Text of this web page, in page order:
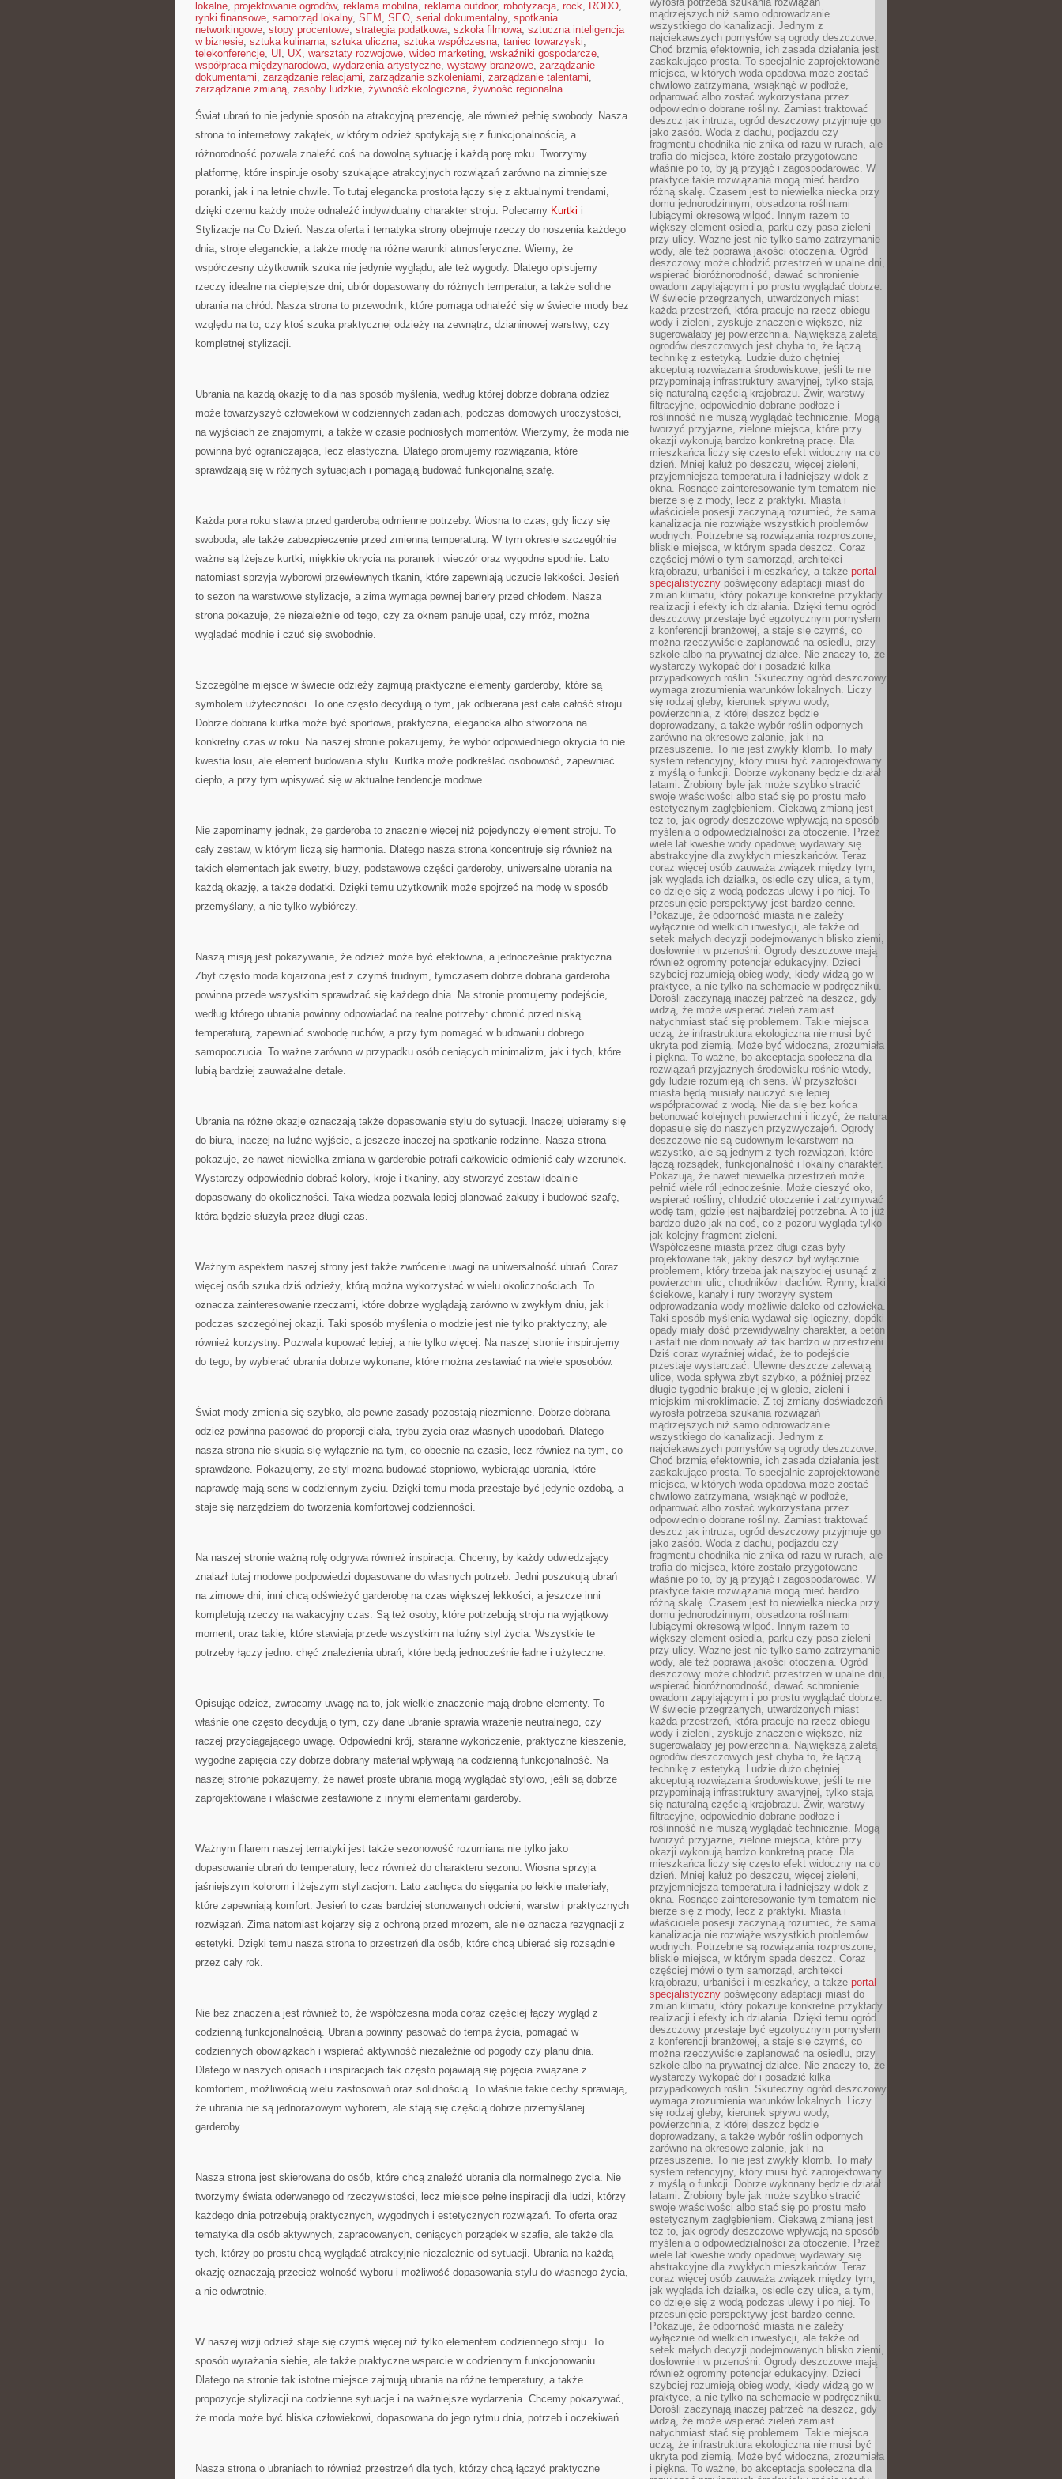
lokalne, projektowanie ogrodów, reklama mobilna, reklama outdoor, robotyzacja, rock, RODO,
rynki finansowe, samorząd lokalny, SEM , SEO, serial dokumentalny, spotkania
networkingowe, stopy procentowe, strategia podatkowa, szkoła filmowa, sztuczna inteligencja
w biznesie, sztuka kulinarna, sztuka uliczna, sztuka współczesna, taniec towarzyski,
telekonferencje, UI , UX, warsztaty rozwojowe, wideo marketing, wskaźniki gospodarcze,
współpraca międzynarodowa, wydarzenia artystyczne, wystawy branżowe, zarządzanie
dokumentami, zarządzanie relacjami, zarządzanie szkoleniami, zarządzanie talentami,
zarządzanie zmianą, zasoby ludzkie, żywność ekologiczna, żywność regionalna
Świat ubrań to nie jedynie sposób na atrakcyjną prezencję, ale również pełnię swobody. Nasza
strona to internetowy zakątek, w którym odzież spotykają się z funkcjonalnością, a
różnorodność pozwala znaleźć coś na dowolną sytuację i każdą porę roku. Tworzymy
platformę, które inspiruje osoby szukające atrakcyjnych rozwiązań zarówno na zimniejsze
poranki, jak i na letnie chwile. To tutaj elegancka prostota łączy się z aktualnymi trendami,
dzięki czemu każdy może odnaleźć indywidualny charakter stroju. Polecamy Kurtki i
Stylizacje na Co Dzień. Nasza oferta i tematyka strony obejmuje rzeczy do noszenia każdego
dnia, stroje eleganckie, a także modę na różne warunki atmosferyczne. Wiemy, że
współczesny użytkownik szuka nie jedynie wyglądu, ale też wygody. Dlatego opisujemy
rzeczy idealne na cieplejsze dni, ubiór dopasowany do różnych temperatur, a także solidne
ubrania na chłód. Nasza strona to przewodnik, które pomaga odnaleźć się w świecie mody bez
względu na to, czy ktoś szuka praktycznej odzieży na zewnątrz, dzianinowej warstwy, czy
kompletnej stylizacji.
Ubrania na każdą okazję to dla nas sposób myślenia, według której dobrze dobrana odzież
może towarzyszyć człowiekowi w codziennych zadaniach, podczas domowych uroczystości,
na wyjściach ze znajomymi, a także w czasie podniosłych momentów. Wierzymy, że moda nie
powinna być ograniczająca, lecz elastyczna. Dlatego promujemy rozwiązania, które
sprawdzają się w różnych sytuacjach i pomagają budować funkcjonalną szafę.
Każda pora roku stawia przed garderobą odmienne potrzeby. Wiosna to czas, gdy liczy się
swoboda, ale także zabezpieczenie przed zmienną temperaturą. W tym okresie szczególnie
ważne są lżejsze kurtki, miękkie okrycia na poranek i wieczór oraz wygodne spodnie. Lato
natomiast sprzyja wyborowi przewiewnych tkanin, które zapewniają uczucie lekkości. Jesień
to sezon na warstwowe stylizacje, a zima wymaga pewnej bariery przed chłodem. Nasza
strona pokazuje, że niezależnie od tego, czy za oknem panuje upał, czy mróz, można
wyglądać modnie i czuć się swobodnie.
Szczególne miejsce w świecie odzieży zajmują praktyczne elementy garderoby, które są
symbolem użyteczności. To one często decydują o tym, jak odbierana jest cała całość stroju.
Dobrze dobrana kurtka może być sportowa, praktyczna, elegancka albo stworzona na
konkretny czas w roku. Na naszej stronie pokazujemy, że wybór odpowiedniego okrycia to nie
kwestia losu, ale element budowania stylu. Kurtka może podkreślać osobowość, zapewniać
ciepło, a przy tym wpisywać się w aktualne tendencje modowe.
Nie zapominamy jednak, że garderoba to znacznie więcej niż pojedynczy element stroju. To
cały zestaw, w którym liczą się harmonia. Dlatego nasza strona koncentruje się również na
takich elementach jak swetry, bluzy, podstawowe części garderoby, uniwersalne ubrania na
każdą okazję, a także dodatki. Dzięki temu użytkownik może spojrzeć na modę w sposób
przemyślany, a nie tylko wybiórczy.
Naszą misją jest pokazywanie, że odzież może być efektowna, a jednocześnie praktyczna.
Zbyt często moda kojarzona jest z czymś trudnym, tymczasem dobrze dobrana garderoba
powinna przede wszystkim sprawdzać się każdego dnia. Na stronie promujemy podejście,
według którego ubrania powinny odpowiadać na realne potrzeby: chronić przed niską
temperaturą, zapewniać swobodę ruchów, a przy tym pomagać w budowaniu dobrego
samopoczucia. To ważne zarówno w przypadku osób ceniących minimalizm, jak i tych, które
lubią bardziej zauważalne detale.
Ubrania na różne okazje oznaczają także dopasowanie stylu do sytuacji. Inaczej ubieramy się
do biura, inaczej na luźne wyjście, a jeszcze inaczej na spotkanie rodzinne. Nasza strona
pokazuje, że nawet niewielka zmiana w garderobie potrafi całkowicie odmienić cały wizerunek.
Wystarczy odpowiednio dobrać kolory, kroje i tkaniny, aby stworzyć zestaw idealnie
dopasowany do okoliczności. Taka wiedza pozwala lepiej planować zakupy i budować szafę,
która będzie służyła przez długi czas.
Ważnym aspektem naszej strony jest także zwrócenie uwagi na uniwersalność ubrań. Coraz
więcej osób szuka dziś odzieży, którą można wykorzystać w wielu okolicznościach. To
oznacza zainteresowanie rzeczami, które dobrze wyglądają zarówno w zwykłym dniu, jak i
podczas szczególnej okazji. Taki sposób myślenia o modzie jest nie tylko praktyczny, ale
również korzystny. Pozwala kupować lepiej, a nie tylko więcej. Na naszej stronie inspirujemy
do tego, by wybierać ubrania dobrze wykonane, które można zestawiać na wiele sposobów.
Świat mody zmienia się szybko, ale pewne zasady pozostają niezmienne. Dobrze dobrana
odzież powinna pasować do proporcji ciała, trybu życia oraz własnych upodobań. Dlatego
nasza strona nie skupia się wyłącznie na tym, co obecnie na czasie, lecz również na tym, co
sprawdzone. Pokazujemy, że styl można budować stopniowo, wybierając ubrania, które
naprawdę mają sens w codziennym życiu. Dzięki temu moda przestaje być jedynie ozdobą, a
staje się narzędziem do tworzenia komfortowej codzienności.
Na naszej stronie ważną rolę odgrywa również inspiracja. Chcemy, by każdy odwiedzający
znalazł tutaj modowe podpowiedzi dopasowane do własnych potrzeb. Jedni poszukują ubrań
na zimowe dni, inni chcą odświeżyć garderobę na czas większej lekkości, a jeszcze inni
kompletują rzeczy na wakacyjny czas. Są też osoby, które potrzebują stroju na wyjątkowy
moment, oraz takie, które stawiają przede wszystkim na luźny styl życia. Wszystkie te
potrzeby łączy jedno: chęć znalezienia ubrań, które będą jednocześnie ładne i użyteczne.
Opisując odzież, zwracamy uwagę na to, jak wielkie znaczenie mają drobne elementy. To
właśnie one często decydują o tym, czy dane ubranie sprawia wrażenie neutralnego, czy
raczej przyciągającego uwagę. Odpowiedni krój, staranne wykończenie, praktyczne kieszenie,
wygodne zapięcia czy dobrze dobrany materiał wpływają na codzienną funkcjonalność. Na
naszej stronie pokazujemy, że nawet proste ubrania mogą wyglądać stylowo, jeśli są dobrze
zaprojektowane i właściwie zestawione z innymi elementami garderoby.
Ważnym filarem naszej tematyki jest także sezonowość rozumiana nie tylko jako
dopasowanie ubrań do temperatury, lecz również do charakteru sezonu. Wiosna sprzyja
jaśniejszym kolorom i lżejszym stylizacjom. Lato zachęca do sięgania po lekkie materiały,
które zapewniają komfort. Jesień to czas bardziej stonowanych odcieni, warstw i praktycznych
rozwiązań. Zima natomiast kojarzy się z ochroną przed mrozem, ale nie oznacza rezygnacji z
estetyki. Dzięki temu nasza strona to przestrzeń dla osób, które chcą ubierać się rozsądnie
przez cały rok.
Nie bez znaczenia jest również to, że współczesna moda coraz częściej łączy wygląd z
codzienną funkcjonalnością. Ubrania powinny pasować do tempa życia, pomagać w
codziennych obowiązkach i wspierać aktywność niezależnie od pogody czy planu dnia.
Dlatego w naszych opisach i inspiracjach tak często pojawiają się pojęcia związane z
komfortem, możliwością wielu zastosowań oraz solidnością. To właśnie takie cechy sprawiają,
że ubrania nie są jednorazowym wyborem, ale stają się częścią dobrze przemyślanej
garderoby.
Nasza strona jest skierowana do osób, które chcą znaleźć ubrania dla normalnego życia. Nie
tworzymy świata oderwanego od rzeczywistości, lecz miejsce pełne inspiracji dla ludzi, którzy
każdego dnia potrzebują praktycznych, wygodnych i estetycznych rozwiązań. To oferta oraz
tematyka dla osób aktywnych, zapracowanych, ceniących porządek w szafie, ale także dla
tych, którzy po prostu chcą wyglądać atrakcyjnie niezależnie od sytuacji. Ubrania na każdą
okazję oznaczają przecież wolność wyboru i możliwość dopasowania stylu do własnego życia,
a nie odwrotnie.
W naszej wizji odzież staje się czymś więcej niż tylko elementem codziennego stroju. To
sposób wyrażania siebie, ale także praktyczne wsparcie w codziennym funkcjonowaniu.
Dlatego na stronie tak istotne miejsce zajmują ubrania na różne temperatury, a także
propozycje stylizacji na codzienne sytuacje i na ważniejsze wydarzenia. Chcemy pokazywać,
że moda może być bliska człowiekowi, dopasowana do jego rytmu dnia, potrzeb i oczekiwań.
Nasza strona o ubraniach to również przestrzeń dla tych, którzy chcą łączyć praktyczne
mądrzejszych niż samo odprowadzanie
wszystkiego do kanalizacji. Jednym z
najciekawszych pomysłów są ogrody deszczowe.
Choć brzmią efektownie, ich zasada działania jest
zaskakująco prosta. To specjalnie zaprojektowane
miejsca, w których woda opadowa może zostać
chwilowo zatrzymana, wsiąknąć w podłoże,
odparować albo zostać wykorzystana przez
odpowiednio dobrane rośliny. Zamiast traktować
deszcz jak intruza, ogród deszczowy przyjmuje go
jako zasób. Woda z dachu, podjazdu czy
fragmentu chodnika nie znika od razu w rurach, ale
trafia do miejsca, które zostało przygotowane
właśnie po to, by ją przyjąć i zagospodarować. W
praktyce takie rozwiązania mogą mieć bardzo
różną skalę. Czasem jest to niewielka niecka przy
domu jednorodzinnym, obsadzona roślinami
lubiącymi okresową wilgoć. Innym razem to
większy element osiedla, parku czy pasa zieleni
przy ulicy. Ważne jest nie tylko samo zatrzymanie
wody, ale też poprawa jakości otoczenia. Ogród
deszczowy może chłodzić przestrzeń w upalne dni,
wspierać bioróżnorodność, dawać schronienie
owadom zapylającym i po prostu wyglądać dobrze.
W świecie przegrzanych, utwardzonych miast
każda przestrzeń, która pracuje na rzecz obiegu
wody i zieleni, zyskuje znaczenie większe, niż
sugerowałaby jej powierzchnia. Największą zaletą
ogrodów deszczowych jest chyba to, że łączą
technikę z estetyką. Ludzie dużo chętniej
akceptują rozwiązania środowiskowe, jeśli te nie
przypominają infrastruktury awaryjnej, tylko stają
się naturalną częścią krajobrazu. Żwir, warstwy
filtracyjne, odpowiednio dobrane podłoże i
roślinność nie muszą wyglądać technicznie. Mogą
tworzyć przyjazne, zielone miejsca, które przy
okazji wykonują bardzo konkretną pracę. Dla
mieszkańca liczy się często efekt widoczny na co
dzień. Mniej kałuż po deszczu, więcej zieleni,
przyjemniejsza temperatura i ładniejszy widok z
okna. Rosnące zainteresowanie tym tematem nie
bierze się z mody, lecz z praktyki. Miasta i
właściciele posesji zaczynają rozumieć, że sama
kanalizacja nie rozwiąże wszystkich problemów
wodnych. Potrzebne są rozwiązania rozproszone,
bliskie miejsca, w którym spada deszcz. Coraz
częściej mówi o tym samorząd, architekci
krajobrazu, urbaniści i mieszkańcy, a także portal
specjalistyczny poświęcony adaptacji miast do
zmian klimatu, który pokazuje konkretne przykłady
realizacji i efekty ich działania. Dzięki temu ogród
deszczowy przestaje być egzotycznym pomysłem
z konferencji branżowej, a staje się czymś, co
można rzeczywiście zaplanować na osiedlu, przy
szkole albo na prywatnej działce. Nie znaczy to, że
wystarczy wykopać dół i posadzić kilka
przypadkowych roślin. Skuteczny ogród deszczowy
wymaga zrozumienia warunków lokalnych. Liczy
się rodzaj gleby, kierunek spływu wody,
powierzchnia, z której deszcz będzie
doprowadzany, a także wybór roślin odpornych
zarówno na okresowe zalanie, jak i na
przesuszenie. To nie jest zwykły klomb. To mały
system retencyjny, który musi być zaprojektowany
z myślą o funkcji. Dobrze wykonany będzie działał
latami. Zrobiony byle jak może szybko stracić
swoje właściwości albo stać się po prostu mało
estetycznym zagłębieniem. Ciekawą zmianą jest
też to, jak ogrody deszczowe wpływają na sposób
myślenia o odpowiedzialności za otoczenie. Przez
wiele lat kwestie wody opadowej wydawały się
abstrakcyjne dla zwykłych mieszkańców. Teraz
coraz więcej osób zauważa związek między tym,
jak wygląda ich działka, osiedle czy ulica, a tym,
co dzieje się z wodą podczas ulewy i po niej. To
przesunięcie perspektywy jest bardzo cenne.
Pokazuje, że odporność miasta nie zależy
wyłącznie od wielkich inwestycji, ale także od
setek małych decyzji podejmowanych blisko ziemi,
dosłownie i w przenośni. Ogrody deszczowe mają
również ogromny potencjał edukacyjny. Dzieci
szybciej rozumieją obieg wody, kiedy widzą go w
praktyce, a nie tylko na schemacie w podręczniku.
Dorośli zaczynają inaczej patrzeć na deszcz, gdy
widzą, że może wspierać zieleń zamiast
natychmiast stać się problemem. Takie miejsca
uczą, że infrastruktura ekologiczna nie musi być
ukryta pod ziemią. Może być widoczna, zrozumiała
i piękna. To ważne, bo akceptacja społeczna dla
rozwiązań przyjaznych środowisku rośnie wtedy,
gdy ludzie rozumieją ich sens. W przyszłości
miasta będą musiały nauczyć się lepiej
współpracować z wodą. Nie da się bez końca
betonować kolejnych powierzchni i liczyć, że natura
dopasuje się do naszych przyzwyczajeń. Ogrody
deszczowe nie są cudownym lekarstwem na
wszystko, ale są jednym z tych rozwiązań, które
łączą rozsądek, funkcjonalność i lokalny charakter.
Pokazują, że nawet niewielka przestrzeń może
pełnić wiele ról jednocześnie. Może cieszyć oko,
wspierać rośliny, chłodzić otoczenie i zatrzymywać
wodę tam, gdzie jest najbardziej potrzebna. A to już
bardzo dużo jak na coś, co z pozoru wygląda tylko
jak kolejny fragment zieleni.
Współczesne miasta przez długi czas były
projektowane tak, jakby deszcz był wyłącznie
problemem, który trzeba jak najszybciej usunąć z
powierzchni ulic, chodników i dachów. Rynny, kratki
ściekowe, kanały i rury tworzyły system
odprowadzania wody możliwie daleko od człowieka.
Taki sposób myślenia wydawał się logiczny, dopóki
opady miały dość przewidywalny charakter, a beton
i asfalt nie dominowały aż tak bardzo w przestrzeni.
Dziś coraz wyraźniej widać, że to podejście
przestaje wystarczać. Ulewne deszcze zalewają
ulice, woda spływa zbyt szybko, a później przez
długie tygodnie brakuje jej w glebie, zieleni i
miejskim mikroklimacie. Z tej zmiany doświadczeń
wyrosła potrzeba szukania rozwiązań
mądrzejszych niż samo odprowadzanie
wszystkiego do kanalizacji. Jednym z
najciekawszych pomysłów są ogrody deszczowe.
Choć brzmią efektownie, ich zasada działania jest
zaskakująco prosta. To specjalnie zaprojektowane
miejsca, w których woda opadowa może zostać
chwilowo zatrzymana, wsiąknąć w podłoże,
odparować albo zostać wykorzystana przez
odpowiednio dobrane rośliny. Zamiast traktować
deszcz jak intruza, ogród deszczowy przyjmuje go
jako zasób. Woda z dachu, podjazdu czy
fragmentu chodnika nie znika od razu w rurach, ale
trafia do miejsca, które zostało przygotowane
właśnie po to, by ją przyjąć i zagospodarować. W
praktyce takie rozwiązania mogą mieć bardzo
różną skalę. Czasem jest to niewielka niecka przy
domu jednorodzinnym, obsadzona roślinami
lubiącymi okresową wilgoć. Innym razem to
większy element osiedla, parku czy pasa zieleni
przy ulicy. Ważne jest nie tylko samo zatrzymanie
wody, ale też poprawa jakości otoczenia. Ogród
deszczowy może chłodzić przestrzeń w upalne dni,
wspierać bioróżnorodność, dawać schronienie
owadom zapylającym i po prostu wyglądać dobrze.
W świecie przegrzanych, utwardzonych miast
każda przestrzeń, która pracuje na rzecz obiegu
wody i zieleni, zyskuje znaczenie większe, niż
sugerowałaby jej powierzchnia. Największą zaletą
ogrodów deszczowych jest chyba to, że łączą
technikę z estetyką. Ludzie dużo chętniej
akceptują rozwiązania środowiskowe, jeśli te nie
przypominają infrastruktury awaryjnej, tylko stają
się naturalną częścią krajobrazu. Żwir, warstwy
filtracyjne, odpowiednio dobrane podłoże i
roślinność nie muszą wyglądać technicznie. Mogą
tworzyć przyjazne, zielone miejsca, które przy
okazji wykonują bardzo konkretną pracę. Dla
mieszkańca liczy się często efekt widoczny na co
dzień. Mniej kałuż po deszczu, więcej zieleni,
przyjemniejsza temperatura i ładniejszy widok z
okna. Rosnące zainteresowanie tym tematem nie
bierze się z mody, lecz z praktyki. Miasta i
właściciele posesji zaczynają rozumieć, że sama
kanalizacja nie rozwiąże wszystkich problemów
wodnych. Potrzebne są rozwiązania rozproszone,
bliskie miejsca, w którym spada deszcz. Coraz
częściej mówi o tym samorząd, architekci
krajobrazu, urbaniści i mieszkańcy, a także portal
specjalistyczny poświęcony adaptacji miast do
zmian klimatu, który pokazuje konkretne przykłady
realizacji i efekty ich działania. Dzięki temu ogród
deszczowy przestaje być egzotycznym pomysłem
z konferencji branżowej, a staje się czymś, co
można rzeczywiście zaplanować na osiedlu, przy
szkole albo na prywatnej działce. Nie znaczy to, że
wystarczy wykopać dół i posadzić kilka
przypadkowych roślin. Skuteczny ogród deszczowy
wymaga zrozumienia warunków lokalnych. Liczy
się rodzaj gleby, kierunek spływu wody,
powierzchnia, z której deszcz będzie
doprowadzany, a także wybór roślin odpornych
zarówno na okresowe zalanie, jak i na
przesuszenie. To nie jest zwykły klomb. To mały
system retencyjny, który musi być zaprojektowany
z myślą o funkcji. Dobrze wykonany będzie działał
latami. Zrobiony byle jak może szybko stracić
swoje właściwości albo stać się po prostu mało
estetycznym zagłębieniem. Ciekawą zmianą jest
też to, jak ogrody deszczowe wpływają na sposób
myślenia o odpowiedzialności za otoczenie. Przez
wiele lat kwestie wody opadowej wydawały się
abstrakcyjne dla zwykłych mieszkańców. Teraz
coraz więcej osób zauważa związek między tym,
jak wygląda ich działka, osiedle czy ulica, a tym,
co dzieje się z wodą podczas ulewy i po niej. To
przesunięcie perspektywy jest bardzo cenne.
Pokazuje, że odporność miasta nie zależy
wyłącznie od wielkich inwestycji, ale także od
setek małych decyzji podejmowanych blisko ziemi,
dosłownie i w przenośni. Ogrody deszczowe mają
również ogromny potencjał edukacyjny. Dzieci
szybciej rozumieją obieg wody, kiedy widzą go w
praktyce, a nie tylko na schemacie w podręczniku.
Dorośli zaczynają inaczej patrzeć na deszcz, gdy
widzą, że może wspierać zieleń zamiast
natychmiast stać się problemem. Takie miejsca
uczą, że infrastruktura ekologiczna nie musi być
ukryta pod ziemią. Może być widoczna, zrozumiała
i piękna. To ważne, bo akceptacja społeczna dla